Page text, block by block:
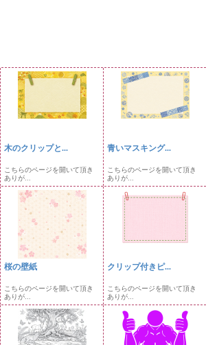
木のクリップと...
こちらのページを開いて頂き
ありが...
青いマスキング...
こちらのページを開いて頂き
ありが...
桜の壁紙
こちらのページを開いて頂き
ありが...
クリップ付きピ...
こちらのページを開いて頂き
ありが...